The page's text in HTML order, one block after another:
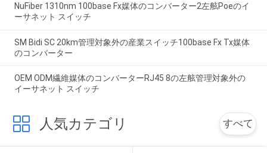
NuFiber 1310nm 100base Fx媒体のコンバーター2左舷Poeのイ
ーサネット スイッチ
SM Bidi SC 20km管理対象外の産業スイッチ100base Fx Tx媒体
のコンバーター
OEM ODM繊維媒体のコンバーターRJ45 8の左舷管理対象外の
イーサネット スイッチ
人気カテゴリ すべて